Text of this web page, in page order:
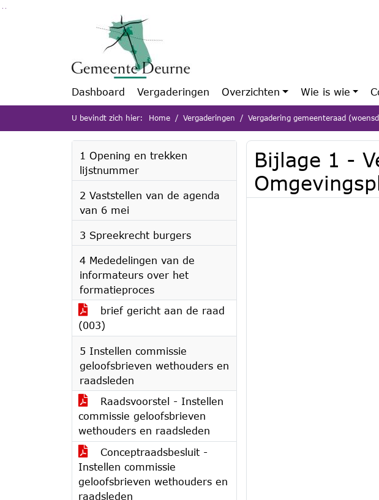
Ga naar de inhoud van deze pagina
Dashboard Vergaderingen Overzichten Wie is wie
U bevindt zich hier: Home Vergaderingen Vergadering gemeenteraad
1 Opening en trekken
lijstnummer
2 Vaststellen van de agenda
van 6 mei
3 Spreekrecht burgers
4 Mededelingen van de
informateurs over het
formatieproces
brief gericht aan de raad
(003)
5 Instellen commissie
geloofsbrieven wethouders en
raadsleden
Raadsvoorstel - Instellen
commissie geloofsbrieven
wethouders en raadsleden
Conceptraadsbesluit -
Instellen commissie
geloofsbrieven wethouders en
raadsleden
Bijlage 1 -